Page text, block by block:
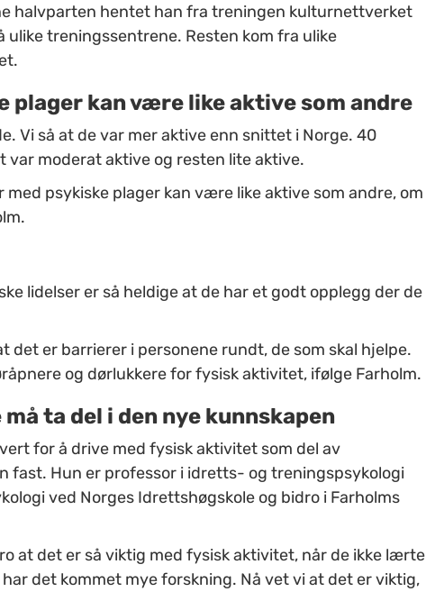
halvparten hentet han fra treningen kulturnettverket
ulike treningssentrene. Resten kom fra ulike
plager kan være like aktive som andre
Vi så at de var mer aktive enn snittet i Norge. 40
var moderat aktive og resten lite aktive.
psykiske plager kan være like aktive som andre, om
lidelser er så heldige at de har et godt opplegg der de
det er barrierer i personene rundt, de som skal hjelpe.
og dørlukkere for fysisk aktivitet, ifølge Farholm.
ta del i den nye kunnskapen
for å drive med fysisk aktivitet som del av
fast. Hun er professor i idretts- og treningspsykologi
ved Norges Idrettshøgskole og bidro i Farholms
at det er så viktig med fysisk aktivitet, når de ikke lærte
det kommet mye forskning. Nå vet vi at det er viktig,